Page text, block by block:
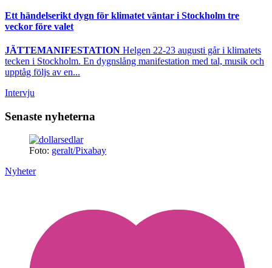
Ett händelserikt dygn för klimatet väntar i Stockholm tre
veckor före valet
JÄTTEMANIFESTATION Helgen 22-23 augusti går i klimatets
tecken i Stockholm. En dygnslång manifestation med tal, musik och
upptåg följs av en...
Intervju
Senaste nyheterna
Foto: geralt/Pixabay
Nyheter